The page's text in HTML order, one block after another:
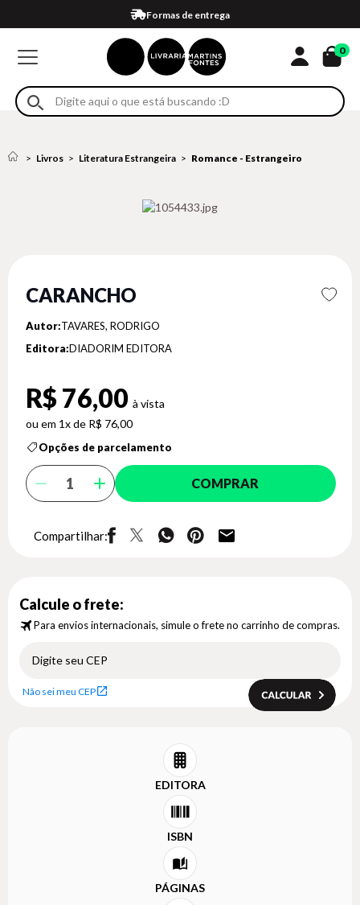
Formas de entrega
Compra 100% segura
Em até 4x sem juros no cartão*
Retire na loja
Eventos
0
Livros Literatura Estrangeira Romance - Estrangeiro
CARANCHO
Autor:TAVARES, RODRIGO
Editora:DIADORIM EDITORA
R$ 76,00
1x de R$ 76,00
Opções de parcelamento
COMPRAR
Compartilhar:
Calcule o frete:
Para envios internacionais, simule o frete no carrinho de compras.
Não sei meu CEP
EDITORA
ISBN
PÁGINAS